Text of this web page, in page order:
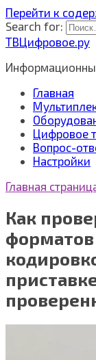
Перейти к
Search for:
ТВЦифровое.ру
Главная
Цифровое
Вопрос-
Настройки
Главная
Как
форматов